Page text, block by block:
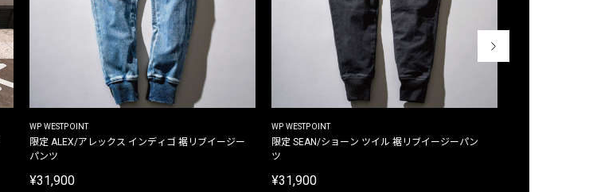
WP WESTPOINT
限定 ALEX/アレックス インディゴ 裾リブイージー
パンツ
¥31,900
WP WESTPOINT
限定 SEAN/ショーン ツイル 裾リブイージーパン
ツ
¥31,900